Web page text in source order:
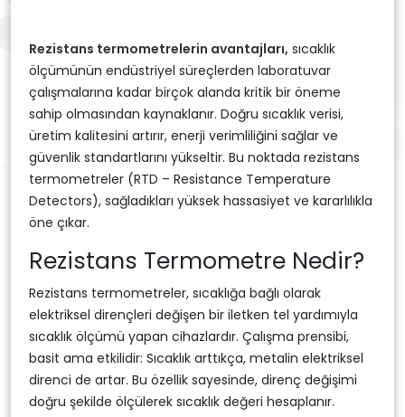
Rezistans termometrelerin avantajları, sıcaklık
ölçümünün endüstriyel süreçlerden laboratuvar
çalışmalarına kadar birçok alanda kritik bir öneme
sahip olmasından kaynaklanır. Doğru sıcaklık verisi,
üretim kalitesini artırır, enerji verimliliğini sağlar ve
güvenlik standartlarını yükseltir. Bu noktada rezistans
termometreler (RTD – Resistance Temperature
Detectors), sağladıkları yüksek hassasiyet ve kararlılıkla
öne çıkar.
Rezistans Termometre Nedir?
Rezistans termometreler, sıcaklığa bağlı olarak
elektriksel dirençleri değişen bir iletken tel yardımıyla
sıcaklık ölçümü yapan cihazlardır. Çalışma prensibi,
basit ama etkilidir: Sıcaklık arttıkça, metalin elektriksel
direnci de artar. Bu özellik sayesinde, direnç değişimi
doğru şekilde ölçülerek sıcaklık değeri hesaplanır.